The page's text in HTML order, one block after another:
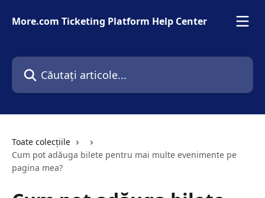
More.com Ticketing Platform Help Center
Căutați articole...
Toate colecțiile
Cum pot adăuga bilete pentru mai multe evenimente pe
pagina mea?